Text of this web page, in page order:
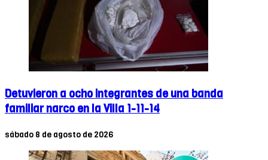
Detuvieron a ocho integrantes de una banda
familiar narco en la Villa 1-11-14
sábado 8 de agosto de 2026